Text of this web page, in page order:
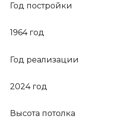
Год постройки
1964 год
Год реализации
2024 год
Высота потолка